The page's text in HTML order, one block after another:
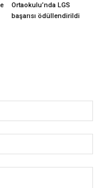
Ortaokulu’nda LGS
başarısı ödüllendirildi